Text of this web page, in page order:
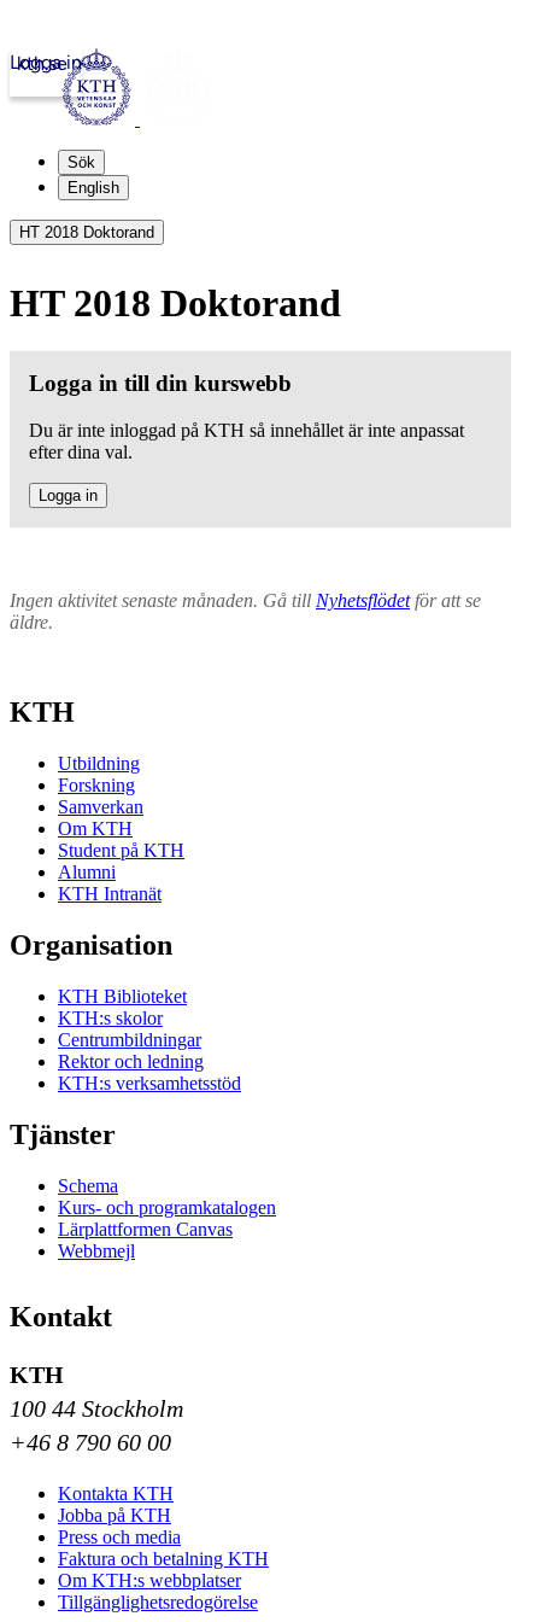
kth.se
Logga in
Sök
English
HT 2018 Doktorand
HT 2018 Doktorand
Logga in till din kurswebb
Du är inte inloggad på KTH så innehållet är inte anpassat
efter dina val.
Logga in
Ingen aktivitet senaste månaden. Gå till Nyhetsflödetför att se
äldre.
KTH
Utbildning
Forskning
Samverkan
Om KTH
Student på KTH
Alumni
KTH Intranät
Organisation
KTH Biblioteket
KTH:s skolor
Centrumbildningar
Rektor och ledning
KTH:s verksamhetsstöd
Tjänster
Schema
Kurs- och programkatalogen
Lärplattformen Canvas
Webbmejl
Kontakt
KTH
100 44 Stockholm
+46 8 790 60 00
Kontakta KTH
Jobba på KTH
Press och media
Faktura och betalning KTH
Om KTH:s webbplatser
Tillgänglighetsredogörelse